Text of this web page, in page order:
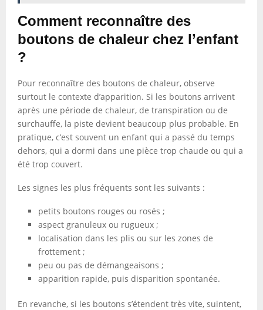
Comment reconnaître des
boutons de chaleur chez l’enfant
?
Pour reconnaître des boutons de chaleur, observe
surtout le contexte d’apparition. Si les boutons arrivent
après une période de chaleur, de transpiration ou de
surchauffe, la piste devient beaucoup plus probable. En
pratique, c’est souvent un enfant qui a passé du temps
dehors, qui a dormi dans une pièce trop chaude ou qui a
été trop couvert.
Les signes les plus fréquents sont les suivants :
petits boutons rouges ou rosés ;
aspect granuleux ou rugueux ;
localisation dans les plis ou sur les zones de
frottement ;
peu ou pas de démangeaisons ;
apparition rapide, puis disparition spontanée.
En revanche, si les boutons s’étendent très vite, suintent,